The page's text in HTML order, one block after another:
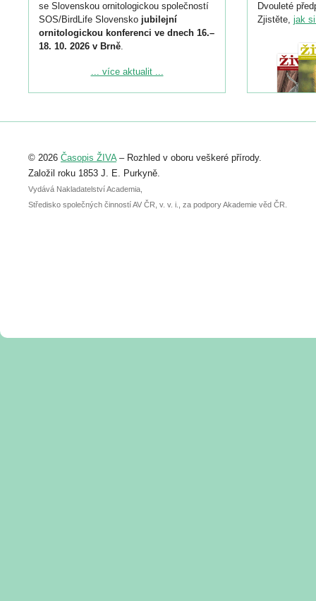
se Slovenskou ornitologickou společností
SOS/BirdLife Slovensko jubilejní
ornitologickou konferenci ve dnech 16.–
18. 10. 2026 v Brně.
Podrobnější informace ke konferenci
Registrovat se můžete do 6. září.
abstraktu přihlášené přednášky nebo
posteru je už 30. června.
... více aktualit ...
Dvouleté
Zjistěte, jak
© 2026 Časopis ŽIVA– Rozhled v oboru veškeré přírody.
Založil roku 1853 J. E. Purkyně.
Vydává Nakladatelství Academia,
Středisko společných činností AV ČR, v. v. i., za podpory Akademie věd ČR.